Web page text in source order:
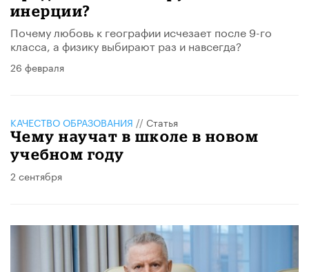
инерции?
Почему любовь к географии исчезает после 9-го
класса, а физику выбирают раз и навсегда?
26 февраля
КАЧЕСТВО ОБРАЗОВАНИЯ // Статья
Чему научат в школе в новом
учебном году
2 сентября